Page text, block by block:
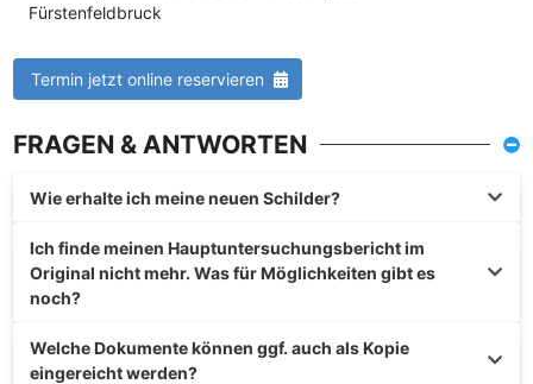
Fürstenfeldbruck
Termin jetzt online reservieren
FRAGEN & ANTWORTEN
Wie erhalte ich meine neuen Schilder?
Ich finde meinen Hauptuntersuchungsbericht im
Original nicht mehr. Was für Möglichkeiten gibt es
noch?
Welche Dokumente können ggf. auch als Kopie
eingereicht werden?